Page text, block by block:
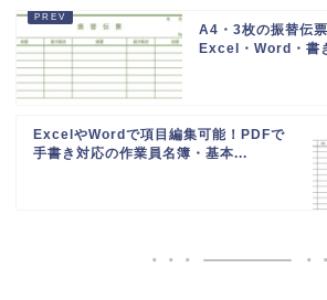
A4・3枚の振替伝
Excel・Word・書
ExcelやWordで項目編集可能！PDFで
手書き対応の作業員名簿・基本...